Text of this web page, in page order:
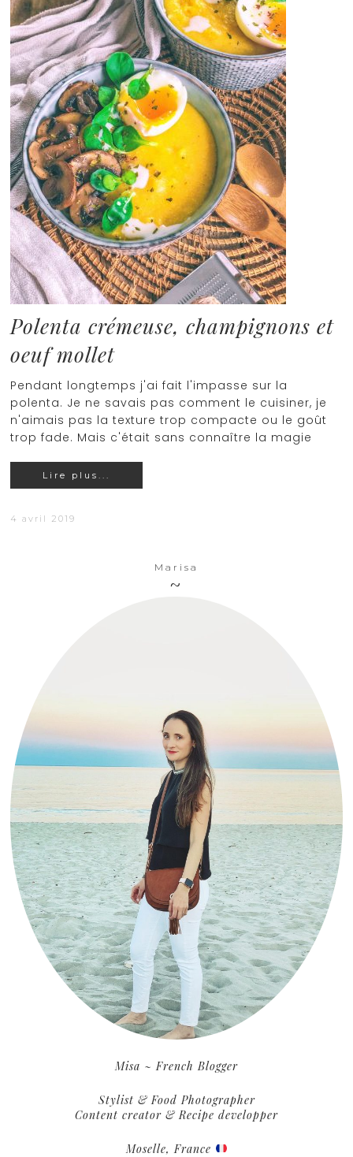
Polenta crémeuse, champignons et
oeuf mollet
Pendant longtemps j'ai fait l'impasse sur la
polenta. Je ne savais pas comment le cuisiner, je
n'aimais pas la texture trop compacte ou le goût
trop fade. Mais c'était sans connaître la magie
Lire plus...
4 avril 2019
Marisa
Misa ~ French Blogger
Stylist & Food Photographer
Content creator & Recipe developper
Moselle, France